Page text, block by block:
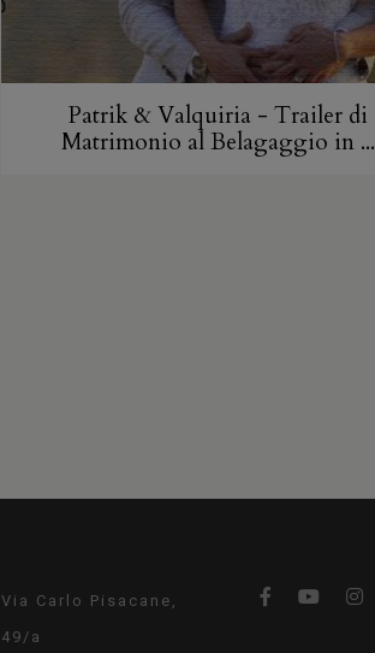
Patrik & Valquiria - Trailer di
Matrimonio al Belagaggio in ...
Via Carlo Pisacane,
49/a